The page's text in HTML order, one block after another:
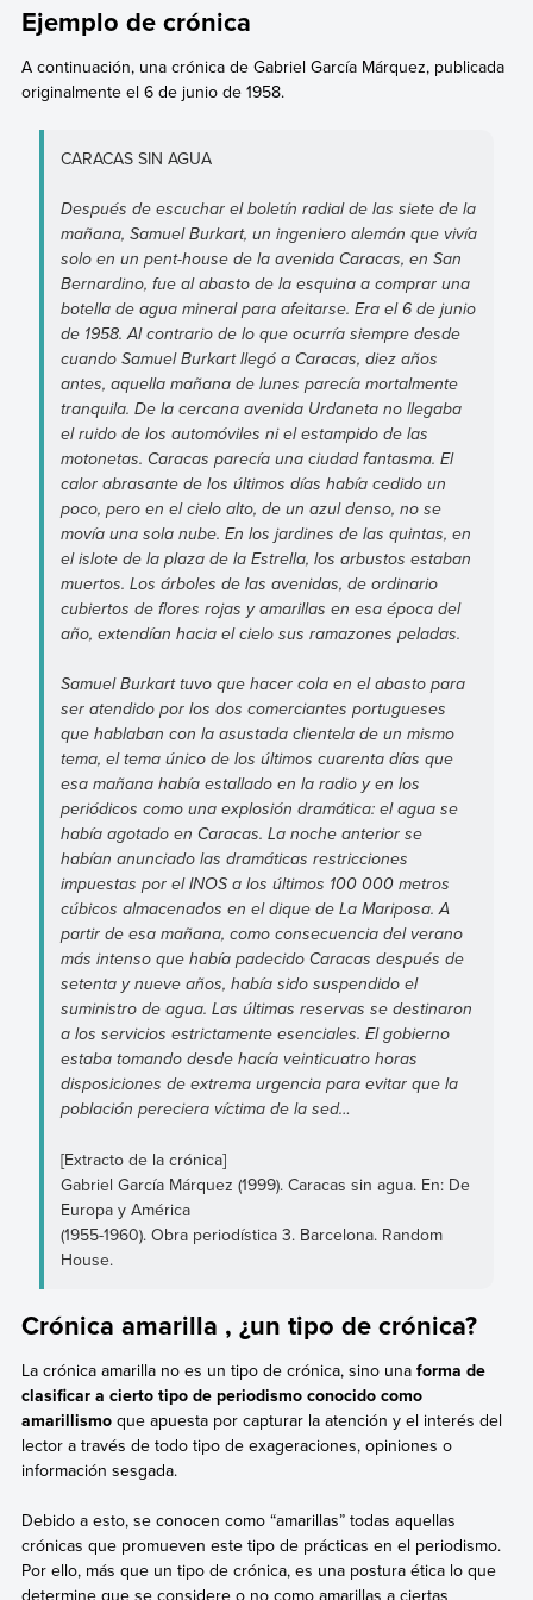
Ejemplo de crónica
A continuación, una crónica de Gabriel García Márquez, publicada
originalmente el 6 de junio de 1958.
CARACAS SIN AGUA
Después de escuchar el boletín radial de las siete de la
mañana, Samuel Burkart, un ingeniero alemán que vivía
solo en un pent-house de la avenida Caracas, en San
Bernardino, fue al abasto de la esquina a comprar una
botella de agua mineral para afeitarse. Era el 6 de junio
de 1958. Al contrario de lo que ocurría siempre desde
cuando Samuel Burkart llegó a Caracas, diez años
antes, aquella mañana de lunes parecía mortalmente
tranquila. De la cercana avenida Urdaneta no llegaba
el ruido de los automóviles ni el estampido de las
motonetas. Caracas parecía una ciudad fantasma. El
calor abrasante de los últimos días había cedido un
poco, pero en el cielo alto, de un azul denso, no se
movía una sola nube. En los jardines de las quintas, en
el islote de la plaza de la Estrella, los arbustos estaban
muertos. Los árboles de las avenidas, de ordinario
cubiertos de flores rojas y amarillas en esa época del
año, extendían hacia el cielo sus ramazones peladas.
Samuel Burkart tuvo que hacer cola en el abasto para
ser atendido por los dos comerciantes portugueses
que hablaban con la asustada clientela de un mismo
tema, el tema único de los últimos cuarenta días que
esa mañana había estallado en la radio y en los
periódicos como una explosión dramática: el agua se
había agotado en Caracas. La noche anterior se
habían anunciado las dramáticas restricciones
impuestas por el INOS a los últimos 100 000 metros
cúbicos almacenados en el dique de La Mariposa. A
partir de esa mañana, como consecuencia del verano
más intenso que había padecido Caracas después de
setenta y nueve años, había sido suspendido el
suministro de agua. Las últimas reservas se destinaron
a los servicios estrictamente esenciales. El gobierno
estaba tomando desde hacía veinticuatro horas
disposiciones de extrema urgencia para evitar que la
población pereciera víctima de la sed…
[Extracto de la crónica]
Gabriel García Márquez (1999). Caracas sin agua. En: De
Europa y América
(1955-1960). Obra periodística 3. Barcelona. Random
House.
Crónica amarilla , ¿un tipo de crónica?
La crónica amarilla no es un tipo de crónica, sino unaforma de
clasificar a cierto tipo de periodismo conocido como
amarillismoque apuesta por capturar la atención y el interés del
lector a través de todo tipo de exageraciones, opiniones o
información sesgada.
Debido a esto, se conocen como “amarillas” todas aquellas
crónicas que promueven este tipo de prácticas en el periodismo.
Por ello, más que un tipo de crónica, es una postura ética lo que
determine que se considere o no como amarillas a ciertas